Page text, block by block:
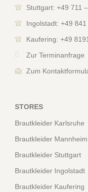
Stuttgart: +49 711
Ingolstadt: +49
Kaufering: +49
Zur Terminanfrage
Zum
STORES
Brautkleider Karlsruhe
Brautkleider Mannheim
Brautkleider Stuttgart
Brautkleider Ingolstadt
Brautkleider Kaufering